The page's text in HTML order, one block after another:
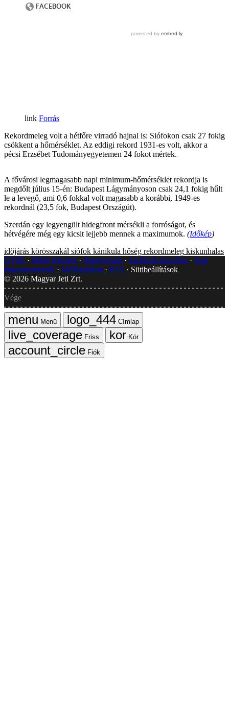
Forrás
Rekordmeleg volt a hétfőre virradó hajnal is: Siófokon csak 27 fokig
csökkent a hőmérséklet. Az eddigi rekord 1931-es volt, akkor a
pécsi Erzsébet Tudományegyetemen 24 fokot mértek.
A fővárosi legmagasabb napi minimum-hőmérséklet rekordja is
megdőlt július 15-én: Budapest Lágymányoson csak 24,1 fokig hűlt
le a levegő, ami 0,6 fokkal volt magasabb a korábbi, 1949-es
rekordnál (23,5 fok, Budapest Országút).
Szerdán egy legyengült hidegfront mérsékli a forróságot, és
hétvégére még egy kicsit lejjebb mennek a maximumok. (Időkép)
időjárás körösszakál siófok kánikula hőség rekordmeleg kiskunhalas
GYIK
Hibát jelentek Impresszum Javítások kezelése
Jogi
dokumentumok
Médiaajánlat RSS
Sütibeállítások
© 2026 Magyar Jeti Zrt.
Vége
Menü
Címlap
Friss
Kör
Fiók